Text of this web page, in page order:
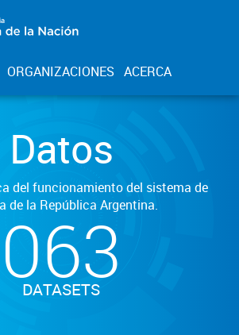
ORGANIZACIONES ACERCA
Datos
del funcionamiento del sistema de
de la República Argentina.
063
DATASETS